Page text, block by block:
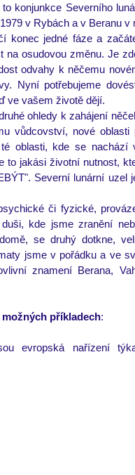
konjunkce Severního
konec jedné fáze a
na osudovou změnu. Je
odvahy k něčemu
Nyní potřebujeme
ve vašem životě dějí.
ohledy k zahájení
vůdcovství, nové oblasti
oblasti, kde se nachází
to jakási životní nutnost,
Severní lunární uzel
či fyzické,
kde jsme zranění
se druhý dotkne,
jsme v pořádku a ve
znamení Berana,
příkladech: